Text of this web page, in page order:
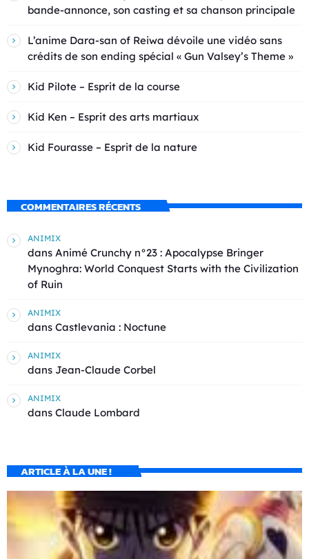
bande-annonce, son casting et sa chanson principale
L’anime Dara-san of Reiwa dévoile une vidéo sans
crédits de son ending spécial « Gun Valsey’s Theme »
Kid Pilote – Esprit de la course
Kid Ken – Esprit des arts martiaux
Kid Fourasse – Esprit de la nature
COMMENTAIRES RÉCENTS
ANIMIX
dans Animé Crunchy n°23 : Apocalypse Bringer
Mynoghra: World Conquest Starts with the Civilization
of Ruin
ANIMIX
dans Castlevania : Noctune
ANIMIX
dans Jean-Claude Corbel
ANIMIX
dans Claude Lombard
ARTICLE À LA UNE !